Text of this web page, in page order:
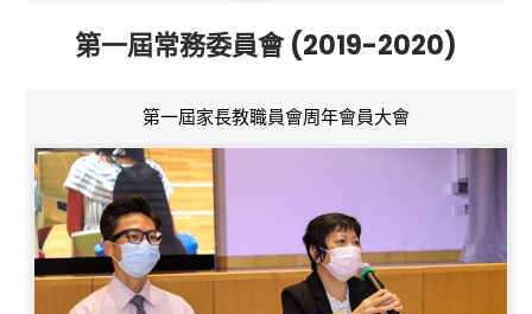
第一屆常務委員會 (2019-2020)
第一屆家長教職員會周年會員大會